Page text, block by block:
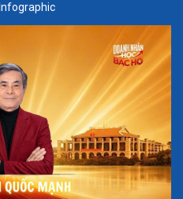
Infographic